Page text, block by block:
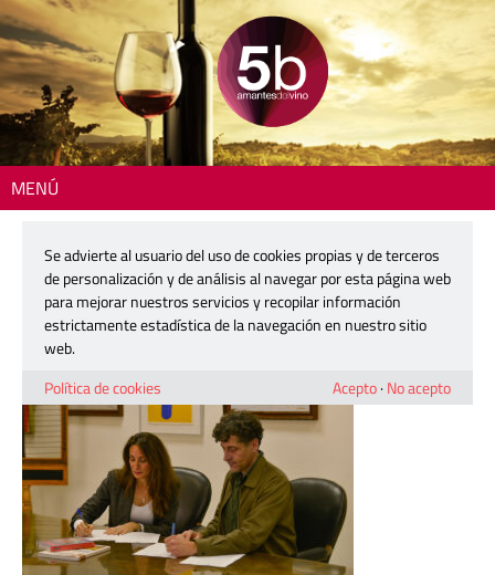
MENÚ
casa-caridad-1
5 febrero, 2025
Se advierte al usuario del uso de cookies propias y de terceros
de personalización y de análisis al navegar por esta página web
para mejorar nuestros servicios y recopilar información
estrictamente estadística de la navegación en nuestro sitio
web.
Política de cookies
Acepto· No acepto